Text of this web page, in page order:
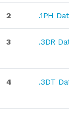
2 .1PH
3 .3DR
4 .3DT